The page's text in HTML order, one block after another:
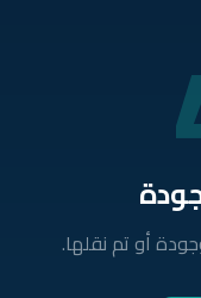
أو تم نقلها.